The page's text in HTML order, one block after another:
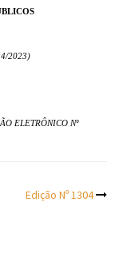
2023)
ELETRÔNICO Nº
Edição Nº 1304